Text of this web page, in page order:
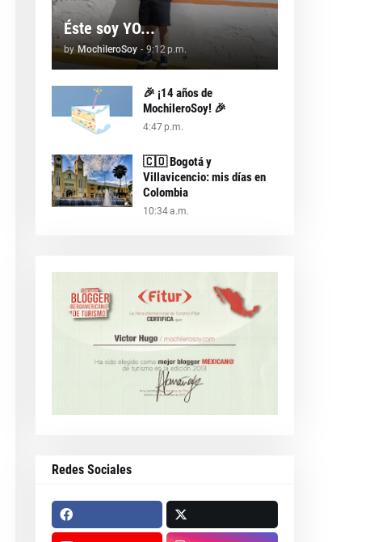
Éste soy YO...
by MochileroSoy - 9:12 p.m.
🎉 ¡14 años de
MochileroSoy! 🎉
4:47 p.m.
🇨🇴 Bogotá y
Villavicencio: mis días en
Colombia
10:34 a.m.
Redes Sociales